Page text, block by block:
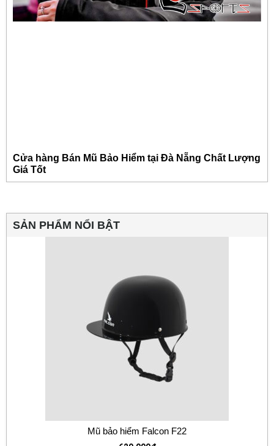
Cửa hàng Bán Mũ Bảo Hiểm tại Đà Nẵng Chất Lượng
Giá Tốt
SẢN PHẨM NỔI BẬT
Mũ bảo hiểm Falcon F22